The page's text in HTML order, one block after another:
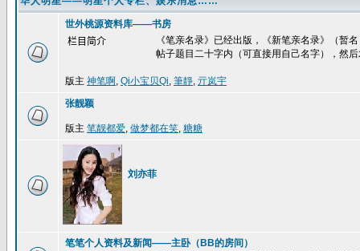
世外桃源资料库——书房
栏目简介
《笔亲名录》已经出版，《新笔亲名录》（暂
帖子题目二十字内（可直接用自己名字），然
版主 神笔啊, Qi小宝贝Qi, 筆靜, 亓岚宇
张靓颖
版主 笔靓都爱, 做梦都在笑, 糖糖
刘亦菲
笔笔个人资料及新闻——主卧（BB的房间）